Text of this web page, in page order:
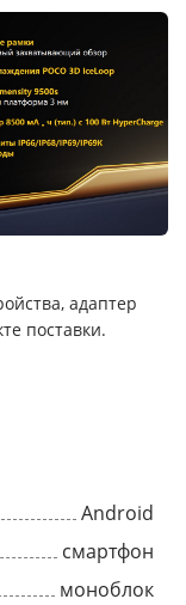
адаптер
поставки.
Android
смартфон
моноблок